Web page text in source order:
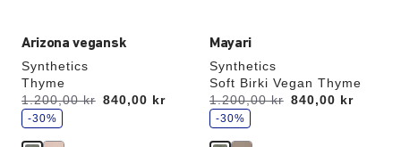
Arizona vegansk
Synthetics
Thyme
Förr:
1.200,00 kr
får
du
840,00 kr
s
p
a
r
a
-30%
Mayari
Synthetics
Soft Birki Vegan Thyme
Förr:
1.200,00 kr
får
du
840,00 kr
s
p
a
r
a
-30%